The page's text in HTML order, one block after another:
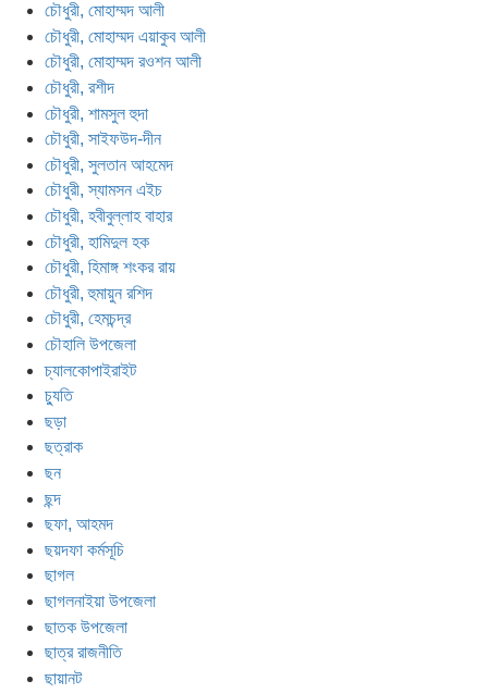
চৌধুরী, মোহাম্মদ আলী
চৌধুরী, মোহাম্মদ এয়াকুব আলী
চৌধুরী, মোহাম্মদ রওশন আলী
চৌধুরী, রশীদ
চৌধুরী, শামসুল হুদা
চৌধুরী, সাইফউদ-দীন
চৌধুরী, সুলতান আহমেদ
চৌধুরী, স্যামসন এইচ
চৌধুরী, হবীবুল্লাহ বাহার
চৌধুরী, হামিদুল হক
চৌধুরী, হিমাঙ্গ শংকর রায়
চৌধুরী, হুমায়ুন রশিদ
চৌধুরী, হেমচন্দ্র
চৌহালি উপজেলা
চ্যালকোপাইরাইট
চ্যুতি
ছড়া
ছত্রাক
ছন
ছন্দ
ছফা, আহমদ
ছয়দফা কর্মসূচি
ছাগল
ছাগলনাইয়া উপজেলা
ছাতক উপজেলা
ছাত্র রাজনীতি
ছায়ানট